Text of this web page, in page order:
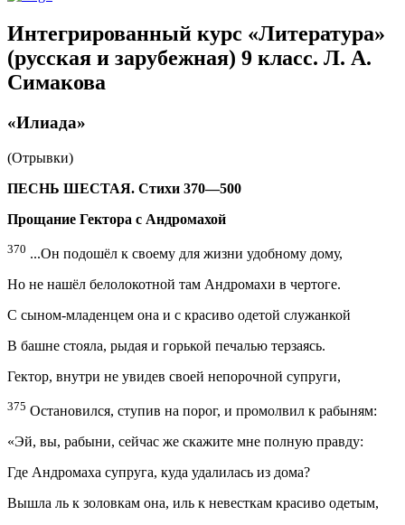
Интегрированный курс «Литература»
(русская и зарубежная) 9 класс. Л. А.
Симакова
«Илиада»
(Отрывки)
ПЕСНЬ ШЕСТАЯ. Стихи 370—500
Прощание Гектора с Андромахой
370 ...Он подошёл к своему для жизни удобному дому,
Но не нашёл белолокотной там Андромахи в чертоге.
С сыном-младенцем она и с красиво одетой служанкой
В башне стояла, рыдая и горькой печалью терзаясь.
Гектор, внутри не увидев своей непорочной супруги,
375 Остановился, ступив на порог, и промолвил к рабыням:
«Эй, вы, рабыни, сейчас же скажите мне полную правду:
Где Андромаха супруга, куда удалилась из дома?
Вышла ль к золовкам она, иль к невесткам красиво одетым,